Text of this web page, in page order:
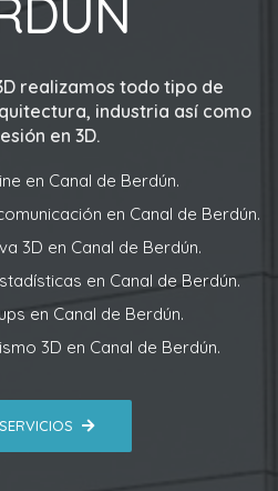
realizamos todo tipo de
industria así como
en 3D.
en Canal de Berdún.
en Canal de Berdún.
3D en Canal de Berdún.
en Canal de Berdún.
en Canal de Berdún.
3D en Canal de Berdún.